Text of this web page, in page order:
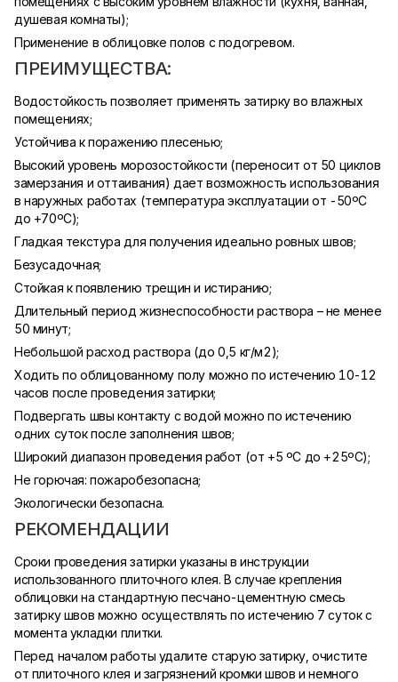
душевая комнаты);
Применение в облицовке полов с подогревом.
ПРЕИМУЩЕСТВА:
Водостойкость позволяет применять затирку во влажных
помещениях;
Устойчива к поражению плесенью;
Высокий уровень морозостойкости (переносит от 50 циклов
замерзания и оттаивания) дает возможность использования
в наружных работах (температура эксплуатации от -50ºC
до +70ºC);
Гладкая текстура для получения идеально ровных швов;
Безусадочная;
Стойкая к появлению трещин и истиранию;
Длительный период жизнеспособности раствора – не менее
50 минут;
Небольшой расход раствора (до 0,5 кг/м2);
Ходить по облицованному полу можно по истечению 10-12
часов после проведения затирки;
Подвергать швы контакту с водой можно по истечению
одних суток после заполнения швов;
Широкий диапазон проведения работ (от +5 ºC до +25ºC);
Не горючая: пожаробезопасна;
Экологически безопасна.
РЕКОМЕНДАЦИИ
Сроки проведения затирки указаны в инструкции
использованного плиточного клея. В случае крепления
облицовки на стандартную песчано-цементную смесь
затирку швов можно осуществлять по истечению 7 суток с
момента укладки плитки.
Перед началом работы удалите старую затирку, очистите
от плиточного клея и загрязнений кромки швов и немного